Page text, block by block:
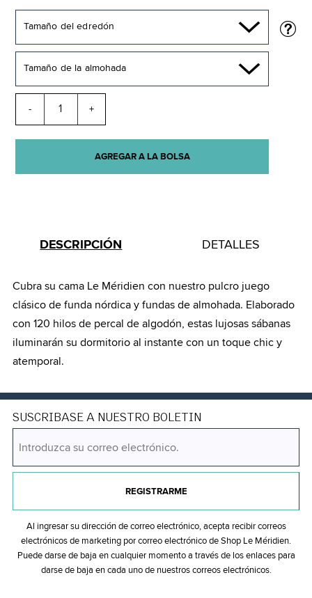
Tamaño del edredón
Tamaño de la almohada
- +
AGREGAR A LA BOLSA
DESCRIPCIÓN DETALLES
Cubra su cama Le Méridien con nuestro pulcro juego
clásico de funda nórdica y fundas de almohada. Elaborado
con 120 hilos de percal de algodón, estas lujosas sábanas
iluminarán su dormitorio al instante con un toque chic y
atemporal.
SUSCRIBASE A NUESTRO BOLETIN
REGISTRARME
Al ingresar su dirección de correo electrónico, acepta recibir correos
electrónicos de marketing por correo electrónico de Shop Le Méridien.
Puede darse de baja en cualquier momento a través de los enlaces para
darse de baja en cada uno de nuestros correos electrónicos.